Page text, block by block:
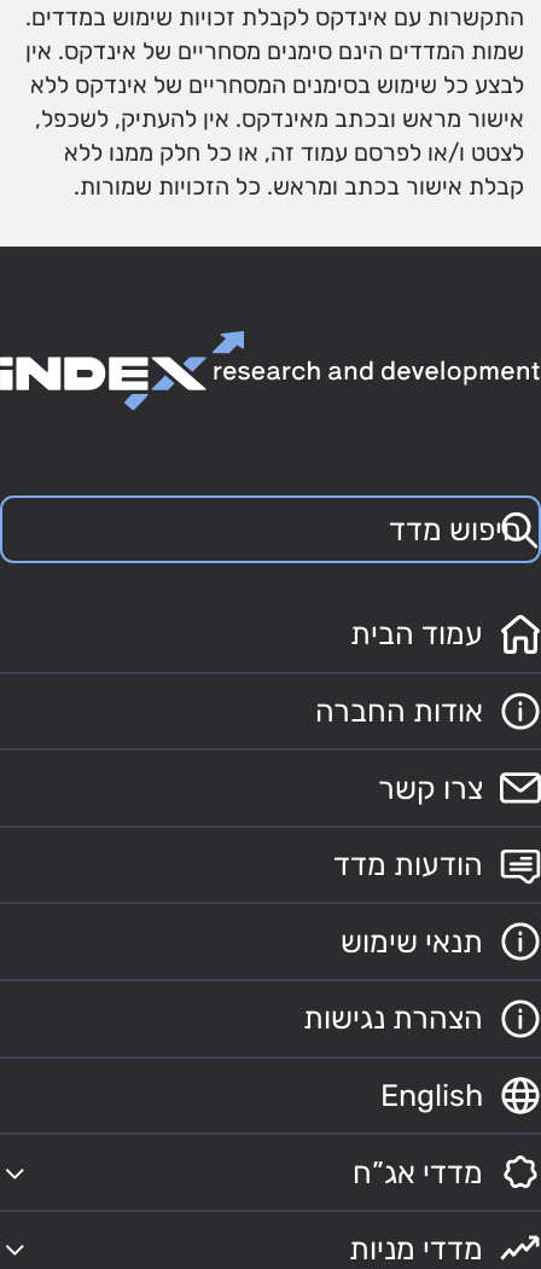
התקשרות עם אינדקס לקבלת זכויות שימוש במדדים.
שמות המדדים הינם סימנים מסחריים של אינדקס. אין
לבצע כל שימוש בסימנים המסחריים של אינדקס ללא
אישור מראש ובכתב מאינדקס. אין להעתיק, לשכפל,
לצטט ו/או לפרסם עמוד זה, או כל חלק ממנו ללא
קבלת אישור בכתב ומראש. כל הזכויות שמורות.
עמוד הבית
אודות החברה
צרו קשר
הודעות מדד
תנאי שימוש
הצהרת נגישות
English
מדדי אג”ח
מדדי מניות